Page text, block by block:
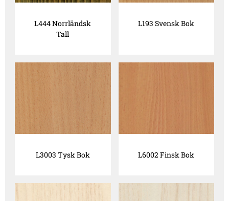
L444 Norrländsk
Tall
L193 Svensk Bok
L3003 Tysk Bok L6002 Finsk Bok